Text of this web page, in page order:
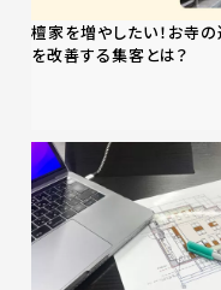
檀家を増やしたい！お寺
を改善する集客とは？